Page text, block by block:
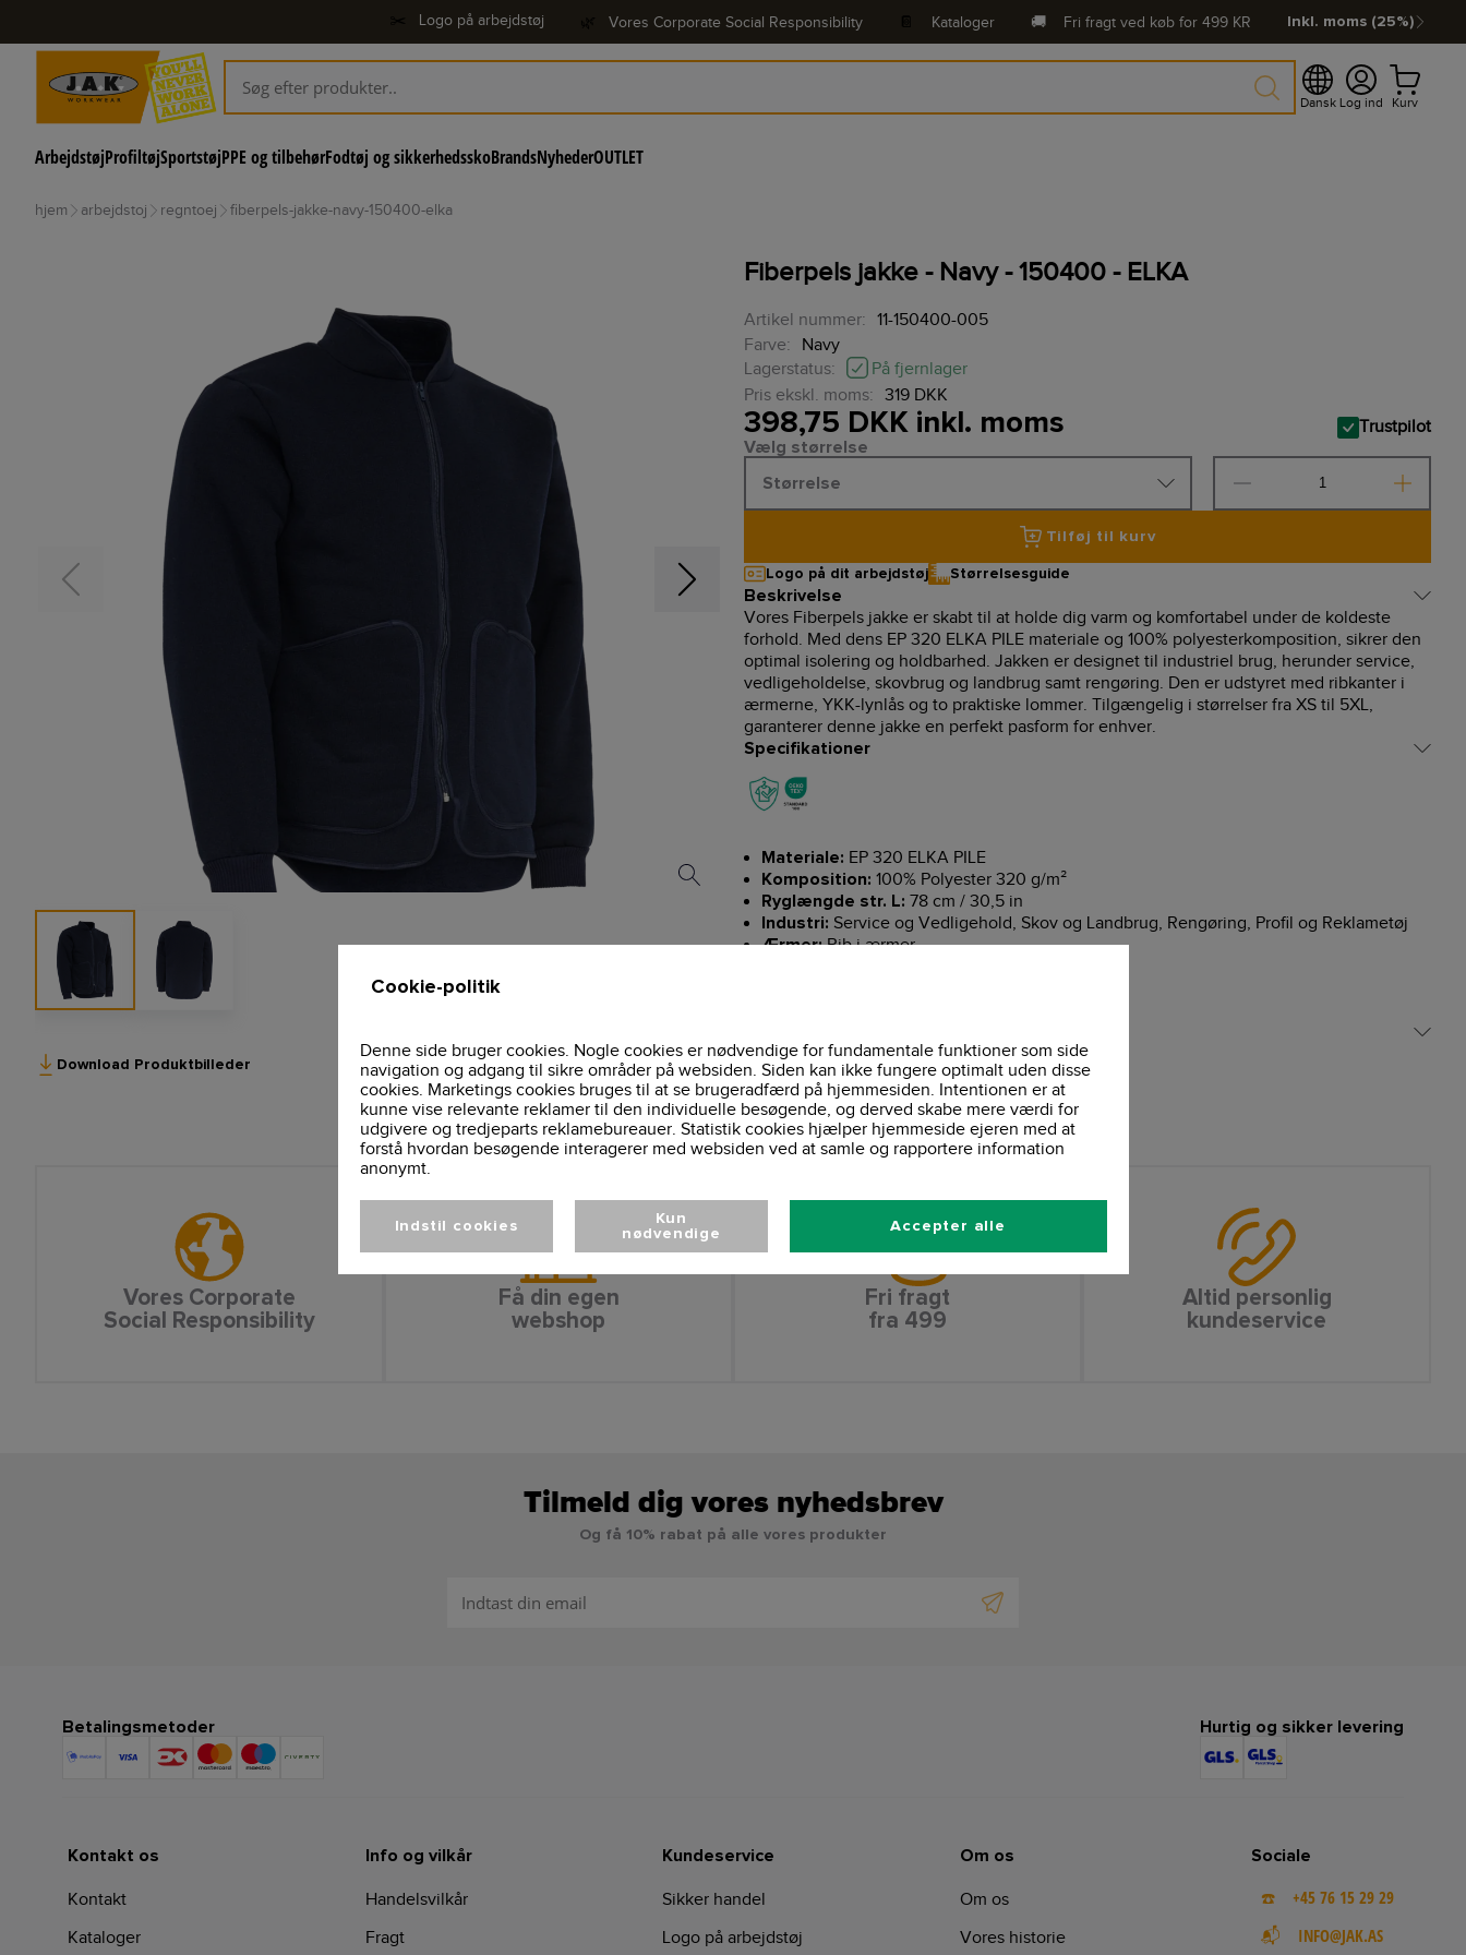
Logo på arbejdstøj Vores Corporate Social Responsibility Kataloger 🚚 Fri fragt ved køb for 499 KR Inkl. moms (25%)
Dansk Log ind Kurv
ArbejdstøjProfiltøjSportstøjPPE og tilbehørFodtøj og sikkerhedsskoBrandsNyhederOUTLET
hjem arbejdstoj regntoej fiberpels-jakke-navy-150400-elka
Cookie-politik
Denne side bruger cookies. Nogle cookies er nødvendige for fundamentale funktioner som side
navigation og adgang til sikre områder på websiden. Siden kan ikke fungere optimalt uden disse
cookies. Marketings cookies bruges til at se brugeradfærd på hjemmesiden. Intentionen er at
kunne vise relevante reklamer til den individuelle besøgende, og derved skabe mere værdi for
udgivere og tredjeparts reklamebureauer. Statistik cookies hjælper hjemmeside ejeren med at
forstå hvordan besøgende interagerer med websiden ved at samle og rapportere information
anonymt.
Indstil cookies
Kun
nødvendige
Accepter alle
Download Produktbilleder
Fiberpels jakke - Navy - 150400 - ELKA
Artikel nummer:
11-150400-005
Farve:
Navy
Lagerstatus:
På fjernlager
Pris ekskl. moms:
319 DKK
398,75 DKK inkl. moms Trustpilot
Vælg størrelse
Størrelse
Tilføj til kurv
Logo på dit arbejdstøj Størrelsesguide
Beskrivelse
Vores Fiberpels jakke er skabt til at holde dig varm og komfortabel under de koldeste
forhold. Med dens EP 320 ELKA PILE materiale og 100% polyesterkomposition, sikrer den
optimal isolering og holdbarhed. Jakken er designet til industriel brug, herunder service,
vedligeholdelse, skovbrug og landbrug samt rengøring. Den er udstyret med ribkanter i
ærmerne, YKK-lynlås og to praktiske lommer. Tilgængelig i størrelser fra XS til 5XL,
garanterer denne jakke en perfekt pasform for enhver.
Specifikationer
Materiale: EP 320 ELKA PILE
Komposition: 100% Polyester 320 g/m²
Ryglængde str. L: 78 cm / 30,5 in
Industri: Service og Vedligehold, Skov og Landbrug, Rengøring, Profil og Reklametøj
Ærmer:Rib i ærmer
Vores Corporate
Social Responsibility
Få din egen
webshop
Fri fragt
fra 499
Altid personlig
kundeservice
Tilmeld dig vores nyhedsbrev
Og få 10% rabat på alle vores produkter
Betalingsmetoder Hurtig og sikker levering
Kontakt os
Kontakt
Kataloger
Info og vilkår
Handelsvilkår
Fragt
Kundeservice
Sikker handel
Logo på arbejdstøj
Om os
Om os
Vores historie
Sociale
☎️ +45 76 15 29 29
📬 INFO@JAK.AS